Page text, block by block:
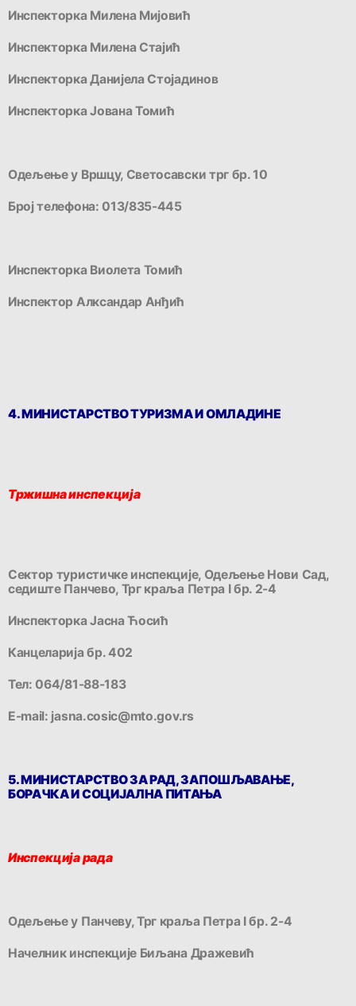
Инспекторка Милена Мијовић
Инспекторка Милена Стајић
Инспекторка Данијела Стојадинов
Инспекторка Јована Томић
Одељење у Вршцу, Светосавски трг бр. 10
Број телефона: 013/835-445
Инспекторка Виолета Томић
Инспектор Алксандар Анђић
4. МИНИСТАРСТВО ТУРИЗМА И ОМЛАДИНЕ
Тржишна инспекција
Сектор туристичке инспекције, Одељење Нови Сад,
седиште Панчево, Трг краља Петра I бр. 2-4
Инспекторка Јасна Ћосић
Канцеларија бр. 402
Тел: 064/81-88-183
E-mail: jasna.cosic@mto.gov.rs
5. МИНИСТАРСТВО ЗА РАД, ЗАПОШЉАВАЊЕ,
БОРАЧКА И СОЦИЈАЛНА ПИТАЊА
Инспекција рада
Одељење у Панчеву, Трг краља Петра I бр. 2-4
Начелник инспекције Биљана Дражевић